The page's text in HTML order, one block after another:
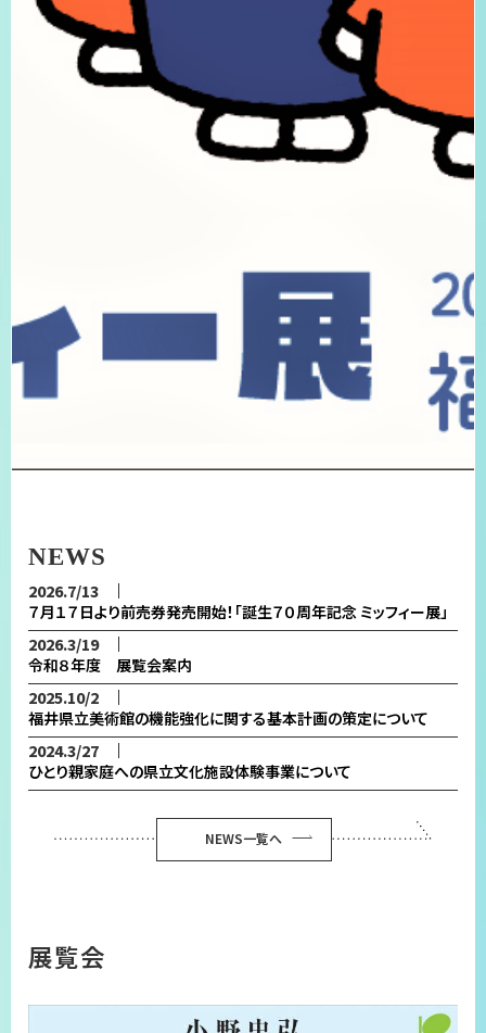
NEWS
2026.7/13
７月１７日より前売券発売開始！「誕生７０周年記念 ミッフィー展」
2026.3/19
令和８年度 展覧会案内
2025.10/2
福井県立美術館の機能強化に関する基本計画の策定について
2024.3/27
ひとり親家庭への県立文化施設体験事業について
NEWS一覧へ
展覧会